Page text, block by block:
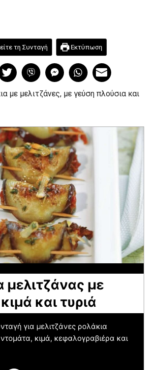
τη Συνταγή Εκτύπωση
με μελιτζάνες, με γεύση πλούσια και
μελιτζάνας με
και τυριά
για μελιτζάνες ρολάκια
κιμά, κεφαλογραβιέρα και